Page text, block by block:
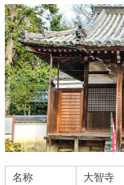
名称
大智寺